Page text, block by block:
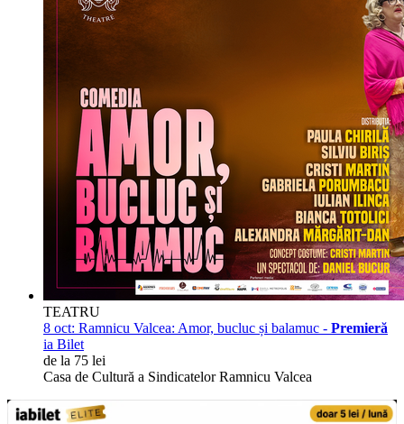
TEATRU
8 oct: Ramnicu Valcea: Amor, bucluc și balamuc - Premieră
ia Bilet
de la 75 lei
Casa de Cultură a Sindicatelor Ramnicu Valcea